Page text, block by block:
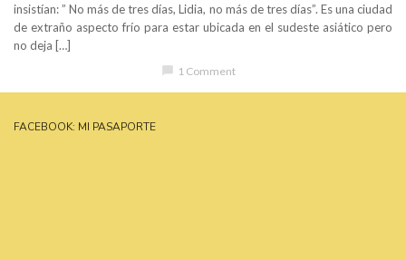
insistían: ” No más de tres días, Lidia, no más de tres días”. Es una ciudad
de extraño aspecto frío para estar ubicada en el sudeste asiático pero
no deja […]
1 Comment
FACEBOOK: MI PASAPORTE